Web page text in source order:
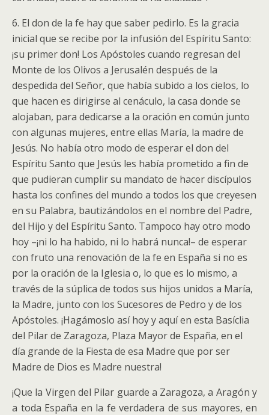
6. El don de la fe hay que saber pedirlo. Es la gracia
inicial que se recibe por la infusión del Espíritu Santo:
¡su primer don! Los Apóstoles cuando regresan del
Monte de los Olivos a Jerusalén después de la
despedida del Señor, que había subido a los cielos, lo
que hacen es dirigirse al cenáculo, la casa donde se
alojaban, para dedicarse a la oración en común junto
con algunas mujeres, entre ellas María, la madre de
Jesús. No había otro modo de esperar el don del
Espíritu Santo que Jesús les había prometido a fin de
que pudieran cumplir su mandato de hacer discípulos
hasta los confines del mundo a todos los que creyesen
en su Palabra, bautizándolos en el nombre del Padre,
del Hijo y del Espíritu Santo. Tampoco hay otro modo
hoy –¡ni lo ha habido, ni lo habrá nunca!– de esperar
con fruto una renovación de la fe en España si no es
por la oración de la Iglesia o, lo que es lo mismo, a
través de la súplica de todos sus hijos unidos a María,
la Madre, junto con los Sucesores de Pedro y de los
Apóstoles. ¡Hagámoslo así hoy y aquí en esta Basíclia
del Pilar de Zaragoza, Plaza Mayor de España, en el
día grande de la Fiesta de esa Madre que por ser
Madre de Dios es Madre nuestra!
¡Que la Virgen del Pilar guarde a Zaragoza, a Aragón y
a toda España en la fe verdadera de sus mayores, en